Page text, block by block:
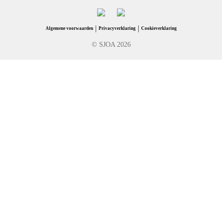
© SJOA 2026
Algemene voorwaarden | Privacyverklaring | Cookieverklaring